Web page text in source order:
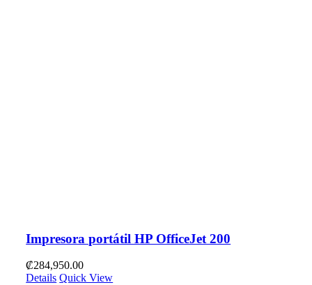
Impresora portátil HP OfficeJet 200
₡284,950.00
Details Quick View